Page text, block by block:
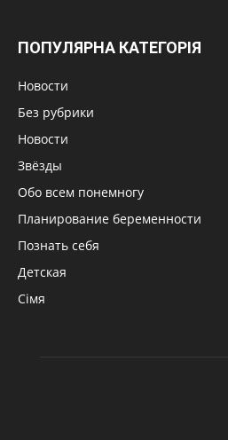
ПОПУЛЯРНА КАТЕГОРІЯ
Новости
Без рубрики
Новости
Звёзды
Обо всем понемногу
Планирование беременности
Познать себя
Детская
Сімя